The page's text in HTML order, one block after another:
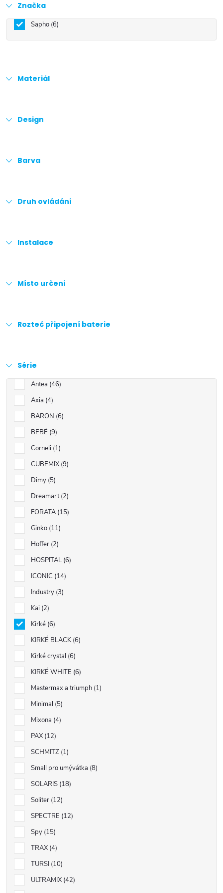
Značka
Sapho 6
Materiál
Design
Barva
Druh ovládání
Instalace
Místo určení
Rozteč připojení baterie
Série
Antea 46
Axia 4
BARON 6
BEBÉ 9
Corneli 1
CUBEMIX 9
Dimy 5
Dreamart 2
FORATA 15
Ginko 11
Hoffer 2
HOSPITAL 6
ICONIC 14
Industry 3
Kai 2
Kirké 6
KIRKÉ BLACK 6
Kirké crystal 6
KIRKÉ WHITE 6
Mastermax a triumph 1
Minimal 5
Mixona 4
PAX 12
SCHMITZ 1
Small pro umývátka 8
SOLARIS 18
Soliter 12
SPECTRE 12
Spy 15
TRAX 4
TURSI 10
ULTRAMIX 42